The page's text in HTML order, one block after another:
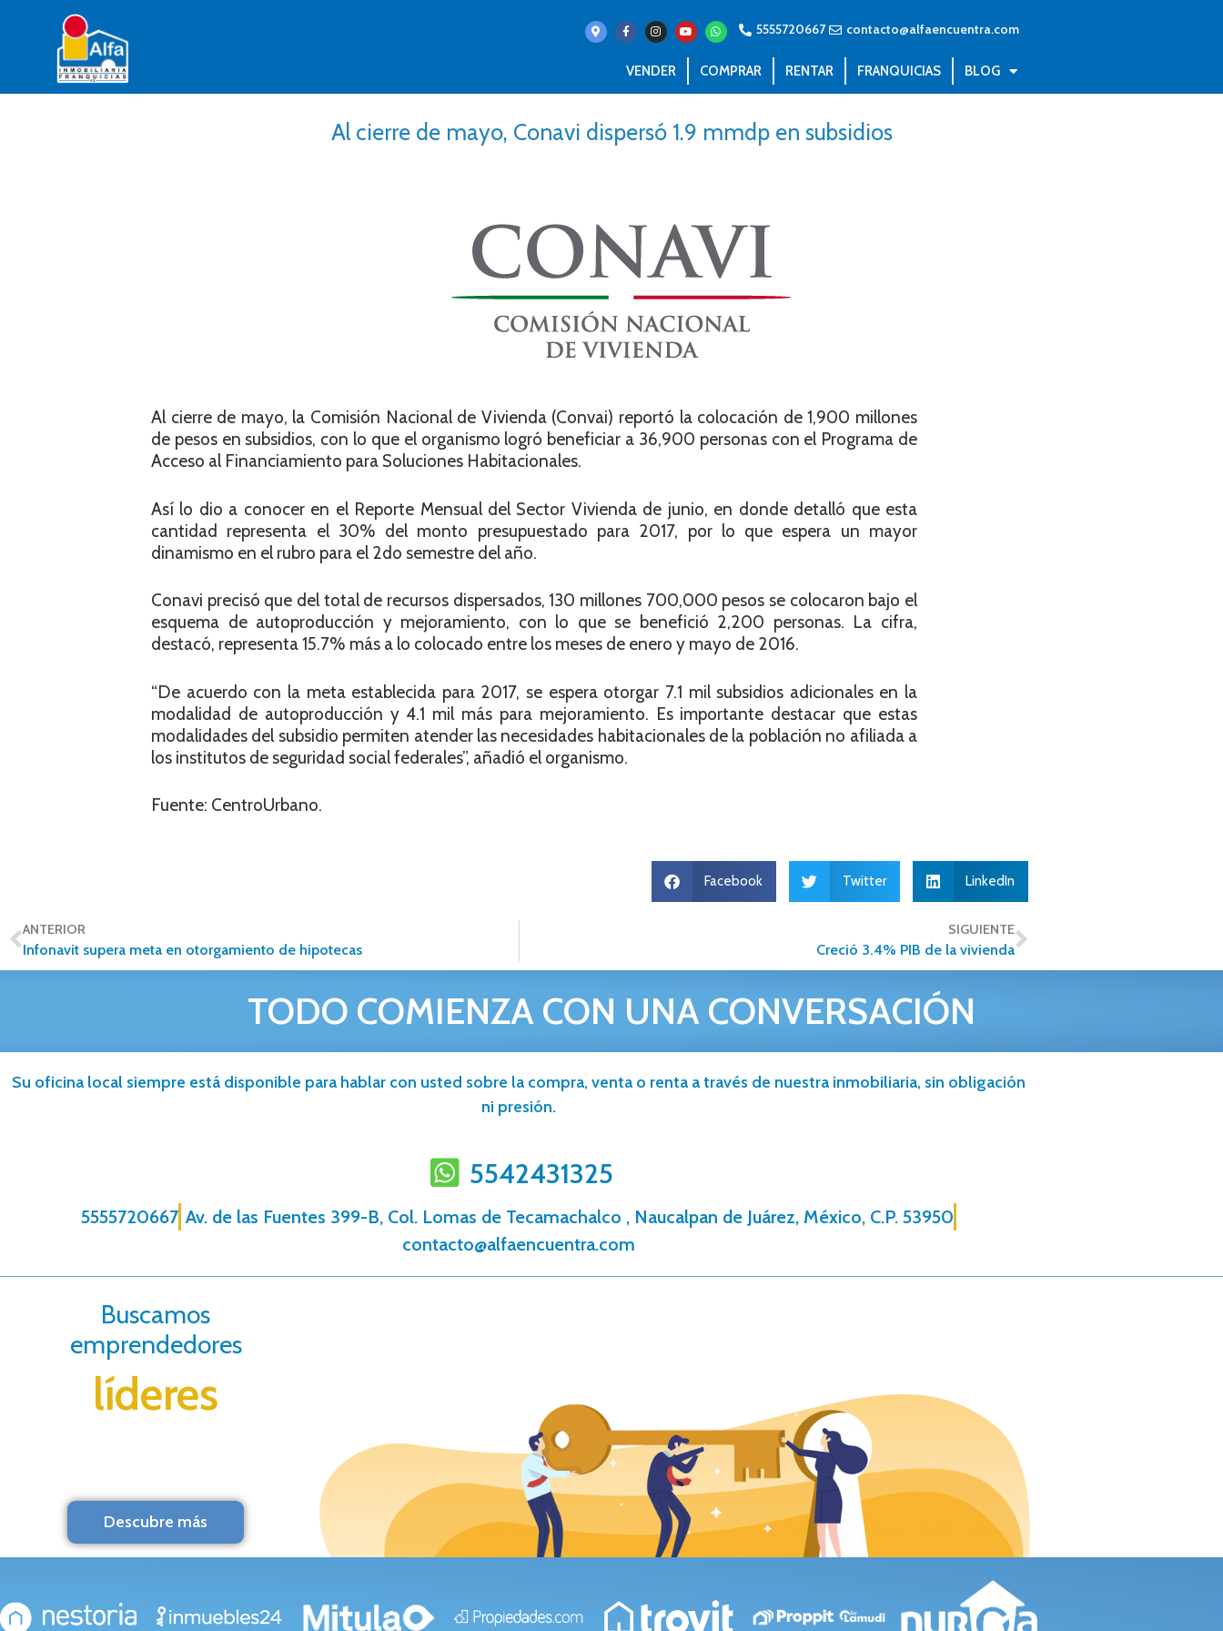
5555720667 contacto@alfaencuentra.com
VENDER COMPRAR RENTAR FRANQUICIAS BLOG
Al cierre de mayo, Conavi dispersó 1.9 mmdp en subsidios
Al cierre de mayo, la Comisión Nacional de Vivienda (Convai) reportó la colocación de 1,900 millones
de pesos en subsidios, con lo que el organismo logró beneficiar a 36,900 personas con el Programa de
Acceso al Financiamiento para Soluciones Habitacionales.
Así lo dio a conocer en el Reporte Mensual del Sector Vivienda de junio, en donde detalló que esta
cantidad representa el 30% del monto presupuestado para 2017, por lo que espera un mayor
dinamismo en el rubro para el 2do semestre del año.
Conavi precisó que del total de recursos dispersados, 130 millones 700,000 pesos se colocaron bajo el
esquema de autoproducción y mejoramiento, con lo que se benefició 2,200 personas. La cifra,
destacó, representa 15.7% más a lo colocado entre los meses de enero y mayo de 2016.
“De acuerdo con la meta establecida para 2017, se espera otorgar 7.1 mil subsidios adicionales en la
modalidad de autoproducción y 4.1 mil más para mejoramiento. Es importante destacar que estas
modalidades del subsidio permiten atender las necesidades habitacionales de la población no afiliada a
los institutos de seguridad social federales”, añadió el organismo.
Fuente: CentroUrbano.
Facebook Twitter LinkedIn
ANTERIOR
Infonavit supera meta en otorgamiento de hipotecas
SIGUIENTE
Creció 3.4% PIB de la vivienda
TODO COMIENZA CON UNA CONVERSACIÓN
Su oficina local siempre está disponible para hablar con usted sobre la compra, venta o renta a través de nuestra inmobiliaria, sin obligación
ni presión.
5542431325
5555720667 Av. de las Fuentes 399-B, Col. Lomas de Tecamachalco , Naucalpan de Juárez, México, C.P. 53950
contacto@alfaencuentra.com
Buscamos
emprendedores
líderes
Descubre más